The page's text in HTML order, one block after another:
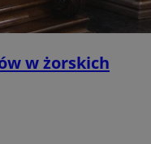
w żorskich